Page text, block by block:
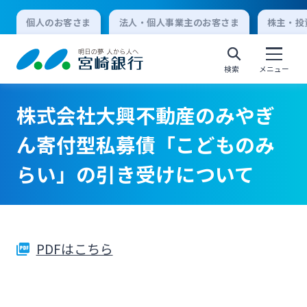
個人のお客さま 法人・個人事業主のお客さま 株主・
検索 メニュー
個人向けインターネットバンキング
ログオン
株式会社大興不動産のみやぎ
ん寄付型私募債「こどものみ
らい」の引き受けについて
PDFはこちら